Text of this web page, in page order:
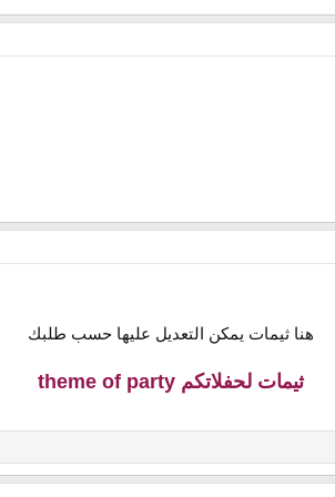
هنا ثيمات يمكن التعديل عليها حسب طلبك
ثيمات لحفلاتكم theme of party